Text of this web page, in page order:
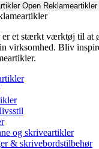
Open Reklameartikler
er et stærkt værktøj til at
virksomhed. Bliv
og skriveartikler
& skrivebordstilbehør